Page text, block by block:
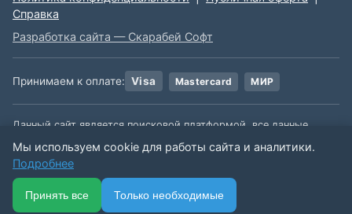
Справка
Разработка сайта — Скарабей Софт
Принимаем к оплате: Visa Mastercard МИР
Данный сайт является поисковой платформой, все данные,
размещенные на сайте, взяты из открытых источников. Мы не
несем ответственности за содержимое данной информации.
🏠 📋 📅
Мы используем cookie для работы сайта и аналитики.
Подробнее
Принять все Только необходимые